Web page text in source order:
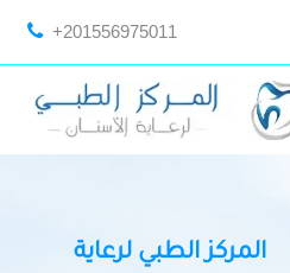
+201556975011
المركز الطبي لرعاية